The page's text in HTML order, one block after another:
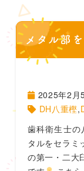
メタル部
2025年2月
DH八重樫,
歯科衛生士の
タルをセラミ
の第一・二大